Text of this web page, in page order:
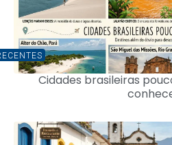
Cidades brasileiras